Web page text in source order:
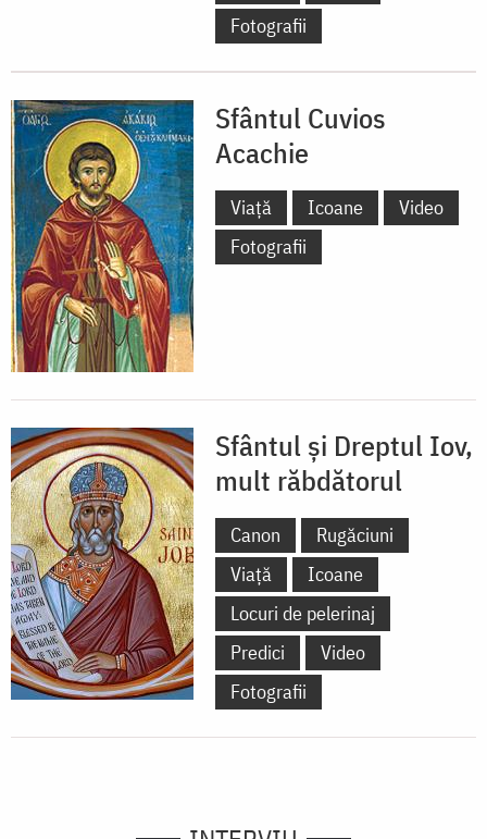
Fotografii
Sfântul Cuvios
Acachie
Viață Icoane
Video
Fotografii
Sfântul și Dreptul Iov,
mult răbdătorul
Canon
Rugăciuni
Viață
Icoane
Locuri de pelerinaj
Predici
Video
Fotografii